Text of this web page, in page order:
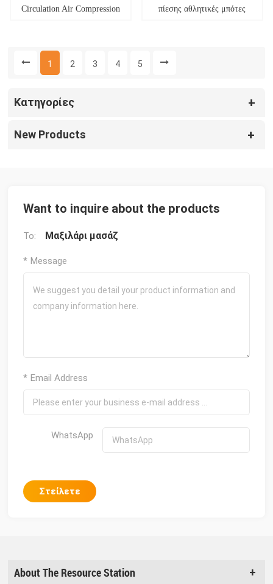
Circulation Air Compression
πίεσης αθλητικές μπότες
1 2 3 4 5
Κατηγορίες
New Products
Want to inquire about the products
To: Μαξιλάρι μασάζ
* Message
* Email Address
WhatsApp
Στείλετε
About The Resource Station